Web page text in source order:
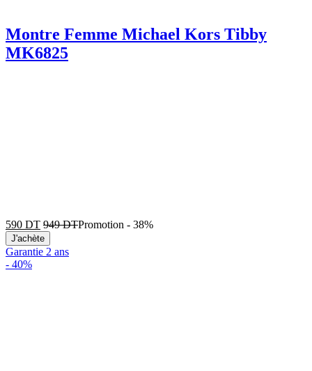
Montre Femme Michael Kors Tibby
MK6825
590 DT 949DTPromotion - 38%
J'achète
Garantie 2 ans
- 40%